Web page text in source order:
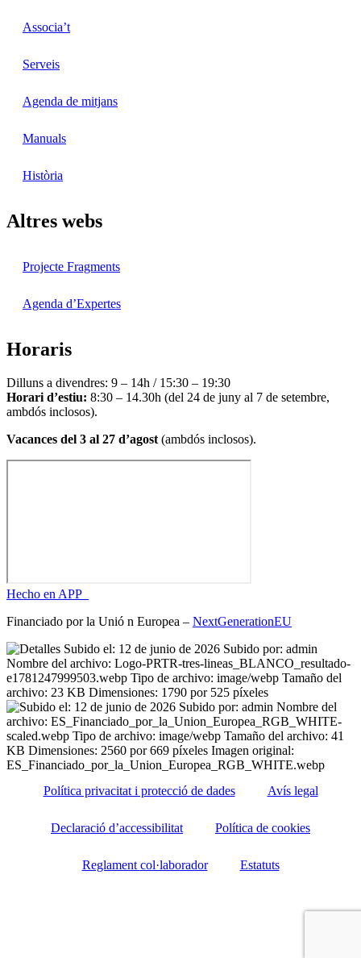
Associa’t
Serveis
Agenda de mitjans
Manuals
Història
Altres webs
Projecte Fragments
Agenda d’Expertes
Horaris
Dilluns a divendres: 9 – 14h / 15:30 – 19:30
Horari d’estiu: 8:30 – 14.30h (del 24 de juny al 7 de setembre,
ambdós inclosos).
Vacances del 3 al 27 d’agost(ambdós inclosos).
Hecho en APP_
Financiado por la Unió n Europea – NextGenerationEU
Política privacitat i protecció de dades Avís legal
Declaració d’accessibilitat Política de cookies
Reglamentcol·laborador Estatuts